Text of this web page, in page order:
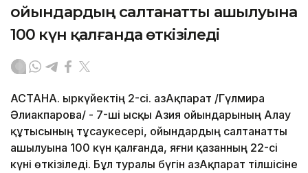
ойындардың салтанатты ашылуына
100 күн қалғанда өткізіледі
АСТАНА. Қыркүйектің 2-сі. ҚазАқпарат /Гүлмира
Әлиакпарова/ - 7-ші Қысқы Азия ойындарының Алау
құтысының тұсаукесері, ойындардың салтанатты
ашылуына 100 күн қалғанда, яғни қазанның 22-сі
күні өткізіледі. Бұл туралы бүгін ҚазАқпарат тілшісіне